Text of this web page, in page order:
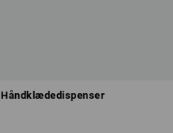
Håndklædedispenser